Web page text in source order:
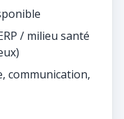
/ milieu santé
communication,